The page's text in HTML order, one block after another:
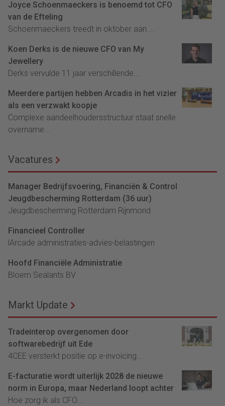
Joyce Schoenmaeckers is benoemd tot CFO
van de Efteling
Schoenmaeckers treedt in oktober aan....
Koen Derks is de nieuwe CFO van My
Jewellery
Derks vervulde 11 jaar verschillende...
Meerdere partijen hebben Arcadis in het vizier
als een verzwakt koopje
Complexe aandeelhoudersstructuur staat snelle
overname...
Vacatures
Manager Bedrijfsvoering, Financiën & Control
Jeugdbescherming Rotterdam (36 uur)
Jeugdbescherming Rotterdam Rijnmond
Financieel Controller
lArcade administraties-advies-belastingen
Hoofd Financiële Administratie
Bloem Sealants BV
Markt Update
Tradeinterop overgenomen door
softwarebedrijf uit Ede
4CEE versterkt positie op e-invoicing...
E-facturatie wordt uiterlijk 2028 de nieuwe
norm in Europa, maar Nederland loopt achter
Hoe zorg ik als CFO...